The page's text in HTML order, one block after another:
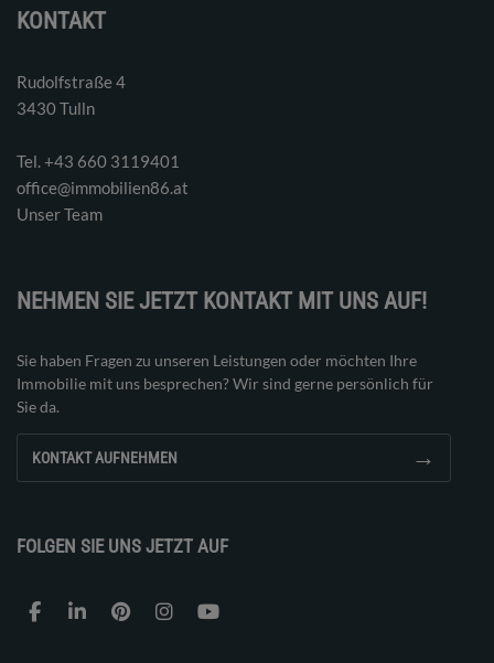
KONTAKT
Rudolfstraße 4
3430 Tulln
Tel. ‭+43 660 3119401‬
office@immobilien86.at
Unser Team
NEHMEN SIE JETZT KONTAKT MIT UNS AUF!
Sie haben Fragen zu unseren Leistungen oder möchten Ihre
Immobilie mit uns besprechen? Wir sind gerne persönlich für
Sie da.
KONTAKT AUFNEHMEN →
FOLGEN SIE UNS JETZT AUF